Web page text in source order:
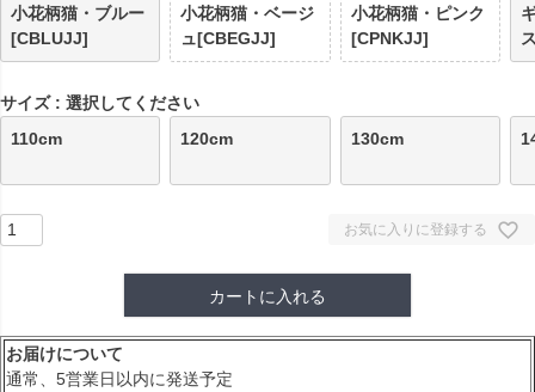
小花柄猫・ブルー
[CBLUJJ]
小花柄猫・ベージ
ュ[CBEGJJ]
小花柄猫・ピンク
[CPNKJJ]
サイズ
選択してください
110cm
120cm 130cm
お気に入りに登録する
カートに入れる
お届けについて
通常、5営業日以内に発送予定